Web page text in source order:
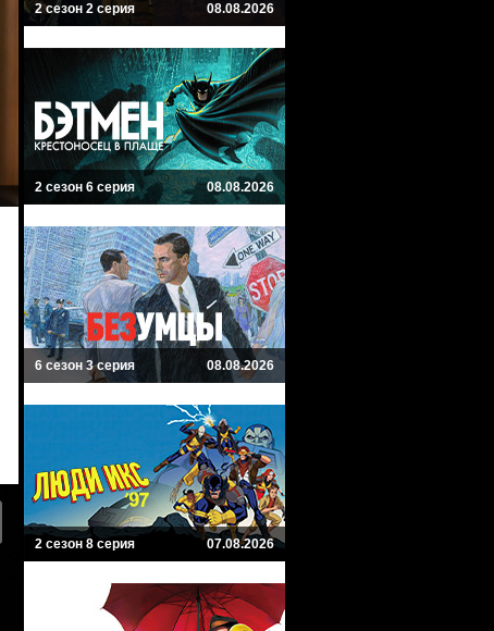
2 сезон 2 серия 08.08.2026
2 сезон 6 серия 08.08.2026
6 сезон 3 серия 08.08.2026
2 сезон 8 серия 07.08.2026